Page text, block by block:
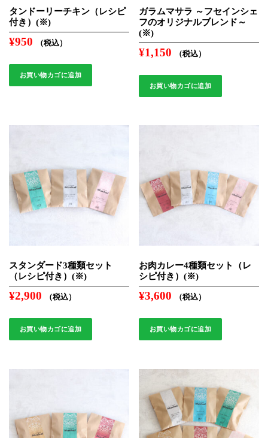
タンドーリーチキン（レシピ
付き）(※)
¥950 （税込）
お買い物カゴに追加
ガラムマサラ ～フセインシェ
フのオリジナルブレンド～
(※)
¥1,150 （税込）
お買い物カゴに追加
スタンダード3種類セット
（レシピ付き）(※)
¥2,900 （税込）
お買い物カゴに追加
お肉カレー4種類セット（レ
シピ付き）(※)
¥3,600 （税込）
お買い物カゴに追加